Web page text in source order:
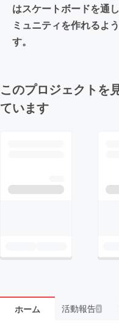
はスケートボードを通
ミュニティを作れるよ
す。
このプロジェクトを
ています
ホーム 活動報告3